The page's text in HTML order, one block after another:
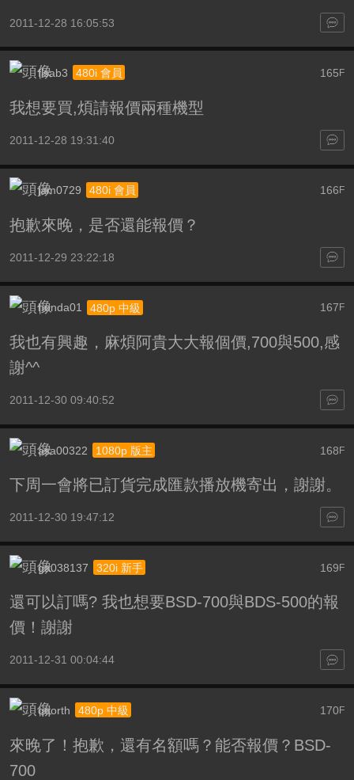
2011-12-28 16:05:53
165 F
flsab3 480i 會員
我想要買,煩請報價兩種機型
2011-12-28 19:31:40
166 F
jam0729 480i 會員
抱歉來晚，是否還能報價？
2011-12-29 23:22:18
167 F
honda01 480p 中級
我也有興趣，麻煩阿貴大大報個價,700與500,感
謝^^
2011-12-30 09:40:52
168F
asa00322 1080p 版主
下周一會將已訂貨完成匯款播放機寄出，謝謝。
2011-12-30 19:47:12
169F
ga038137 320i 新手
還可以訂嗎? 我也想要BSD-700與BDS-500的報
價！謝謝
2011-12-31 00:04:44
170F
qqorth 480p 中級
來晚了！抱歉，還有名額嗎？能否報價？BSD-
700